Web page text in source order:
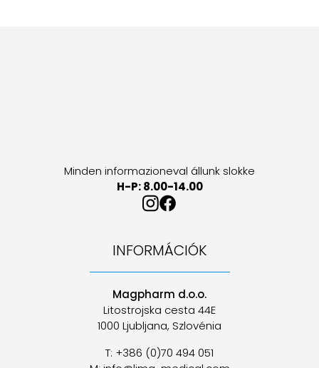
INFORMÁCIÓK
Magpharm d.o.o.
Litostrojska cesta 44E
1000 Ljubljana, Szlovénia
T: +386 (0)70 494 051
Minden informazioneval állunk slokke
H-P: 8.00-14.00